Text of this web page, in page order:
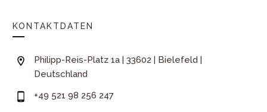
KONTAKTDATEN
Philipp-Reis-Platz 1a | 33602 | Bielefeld |
Deutschland
+49 521 98 256 247